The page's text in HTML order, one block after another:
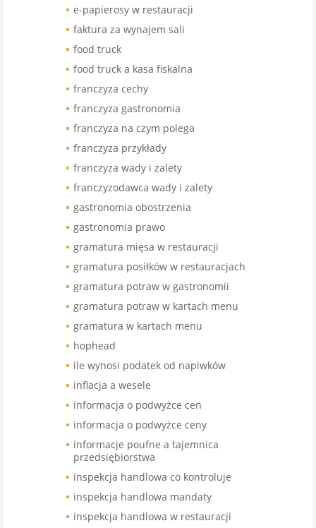
e-papierosy w restauracji
faktura za wynajem sali
food truck
food truck a kasa fiskalna
franczyza cechy
franczyza gastronomia
franczyza na czym polega
franczyza przykłady
franczyza wady i zalety
franczyzodawca wady i zalety
gastronomia obostrzenia
gastronomia prawo
gramatura mięsa w restauracji
gramatura posiłków w restauracjach
gramatura potraw w gastronomii
gramatura potraw w kartach menu
gramatura w kartach menu
hophead
ile wynosi podatek od napiwków
inflacja a wesele
informacja o podwyżce cen
informacja o podwyżce ceny
informacje poufne a tajemnica
przedsiębiorstwa
inspekcja handlowa co kontroluje
inspekcja handlowa mandaty
inspekcja handlowa w restauracji